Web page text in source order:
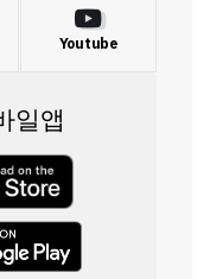
Youtube